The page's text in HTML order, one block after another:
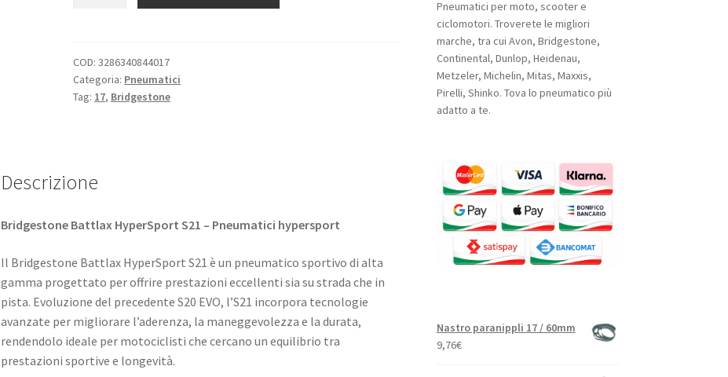
ZR
17
(54W)
COD:3286340844017
Categoria: Pneumatici
Tag: 17, Bridgestone
Descrizione
Bridgestone Battlax HyperSport S21 – Pneumatici hypersport
Il Bridgestone Battlax HyperSport S21 è un pneumatico sportivo di alta
gamma progettato per offrire prestazioni eccellenti sia su strada che in
pista. Evoluzione del precedente S20 EVO, l’S21 incorpora tecnologie
avanzate per migliorare l’aderenza, la maneggevolezza e la durata,
rendendolo ideale per motociclisti che cercano un equilibrio tra
prestazioni sportive e longevità. ​
Pneumatici per moto, scooter e
ciclomotori. Troverete le migliori
marche, tra cui Avon, Bridgestone,
Continental, Dunlop, Heidenau,
Metzeler, Michelin, Mitas, Maxxis,
Pirelli, Shinko. Tova lo pneumatico più
adatto a te.
Nastro paranippli 17 / 60mm
9,76€